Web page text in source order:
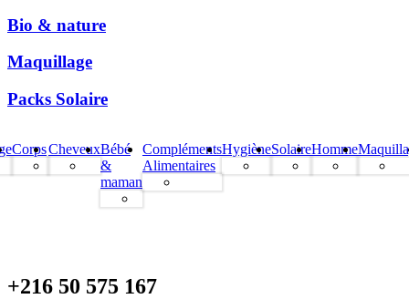
Bio & nature
Maquillage
Packs Solaire
CorpsCheveuxBébé
&
maman
Compléments
Alimentaires
HygièneSolaireHomme
+216 50 575 167